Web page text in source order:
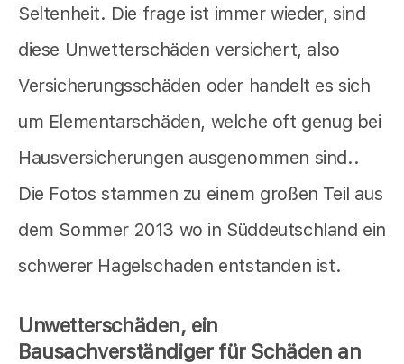
Seltenheit. Die frage ist immer wieder, sind
diese Unwetterschäden versichert, also
Versicherungsschäden oder handelt es sich
um Elementarschäden, welche oft genug bei
Hausversicherungen ausgenommen sind..
Die Fotos stammen zu einem großen Teil aus
dem Sommer 2013 wo in Süddeutschland ein
schwerer Hagelschaden entstanden ist.
Unwetterschäden, ein
Bausachverständiger für Schäden an